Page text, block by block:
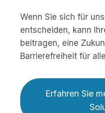
Wenn Sie sich für
entscheiden, kann
beitragen, eine
Barrierefreiheit für
Erfahren Sie